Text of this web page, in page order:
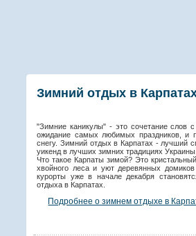
Зимний отдых в
"Зимние каникулы" - это сочетание слов
ожидание самых любимых праздников, и
снегу. Зимний отдых в Карпатах - лучший
уикенд в лучших зимних традициях
Что такое Карпаты зимой? Это
хвойного леса и уют деревянных
курорты уже в начале декабря
отдыха в Карпатах.
Подробнее о зимнем отдыхе в